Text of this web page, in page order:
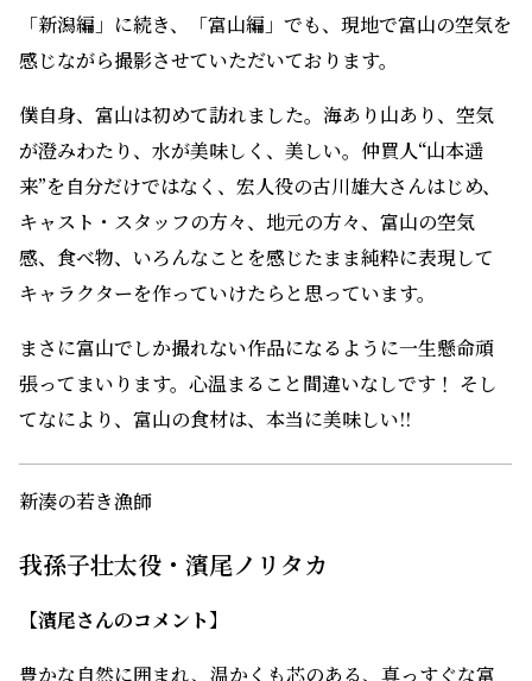
ます。ぜひご期待下さい。
山本遥来役・葉山奨之
【葉山さんのコメント】
「新潟編」に続き、「富山編」でも、現地で富山の空気を
感じながら撮影させていただいております。
僕自身、富山は初めて訪れました。海あり山あり、空気
が澄みわたり、水が美味しく、美しい。仲買人“山本遥
来”を自分だけではなく、宏人役の古川雄大さんはじめ、
キャスト・スタッフの方々、地元の方々、富山の空気
感、食べ物、いろんなことを感じたまま純粋に表現して
張ってまいります。心温まること間違いなしです！ そし
てなにより、富山の食材は、本当に美味しい!!